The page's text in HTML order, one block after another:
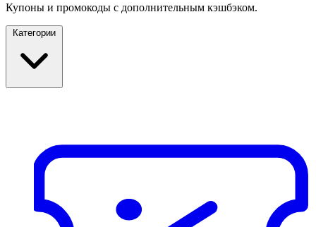
Купоны и промокоды с дополнительным кэшбэком.
Категории